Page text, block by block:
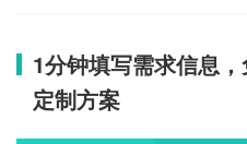
1分钟填写需求信息
定制方案